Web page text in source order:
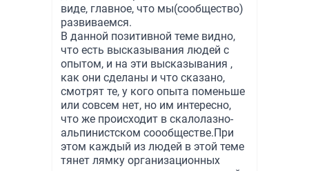
виде, главное, что мы(сообщество)
развиваемся.
В данной позитивной теме видно,
что есть высказывания людей с
опытом, и на эти высказывания ,
как они сделаны и что сказано,
смотрят те, у кого опыта поменьше
или совсем нет, но им интересно,
что же происходит в скалолазно-
альпинистском соообществе.При
этом каждый из людей в этой теме
тянет лямку организационных